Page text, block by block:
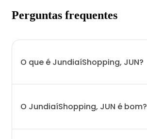
Perguntas frequentes
O que é JundiaíShopping, JUN?
O JundiaíShopping, JUN é bom?